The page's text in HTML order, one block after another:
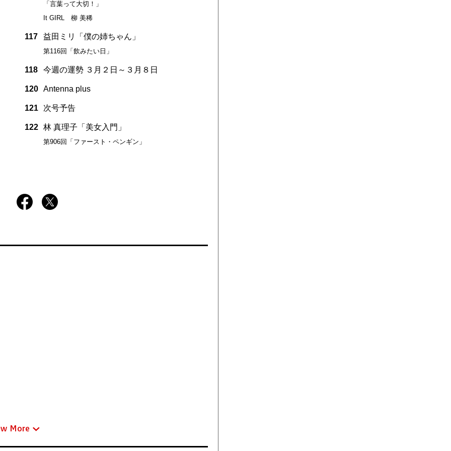
「言葉って大切！」
It GIRL 柳 美稀
117 益田ミリ「僕の姉ちゃん」
第116回「飲みたい日」
118 今週の運勢 ３月２日～３月８日
120 Antenna plus
121 次号予告
122 林 真理子「美女入門」
第906回「ファースト・ペンギン」
More